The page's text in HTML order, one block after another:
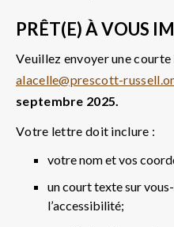
PRÊT(E) À VOUS
Veuillez envoyer une
alacelle@prescott-
septembre 2025.
Votre lettre doit inclure :
votre nom et vos
un court texte sur
l’accessibilité;